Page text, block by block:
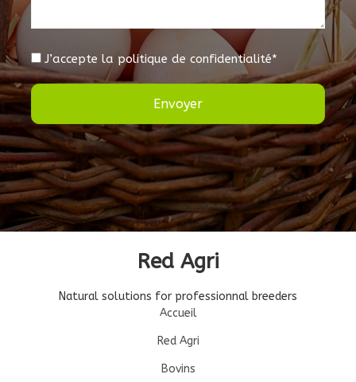
J’accepte la politique de confidentialité
Envoyer
Red Agri
Natural solutions for professionnal breeders
Accueil
Red Agri
Bovins